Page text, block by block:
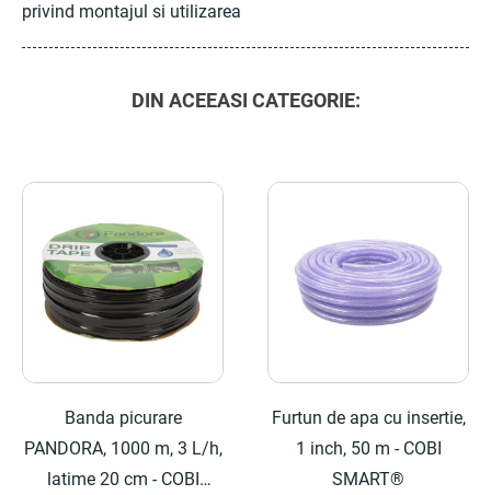
privind montajul si utilizarea
DIN ACEEASI CATEGORIE:
Banda picurare
PANDORA, 1000 m, 3 L/h,
latime 20 cm - COBI
Furtun de apa cu insertie,
1 inch, 50 m - COBI
SMART®